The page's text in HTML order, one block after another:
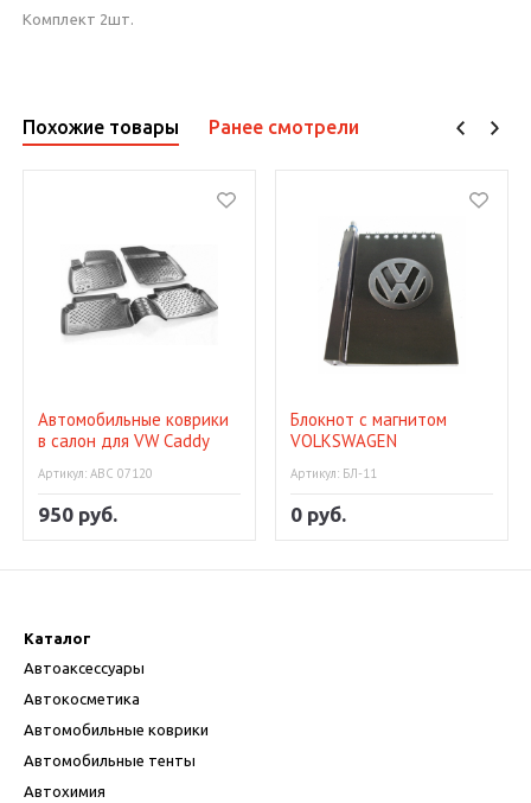
Комплект 2шт.
Похожие товары Ранее смотрели
Автомобильные коврики
в салон для VW Caddy
Артикул: АВС 07120
950 руб.
Блокнот с магнитом
VOLKSWAGEN
Артикул: БЛ-11
0 руб.
Каталог
Автоаксессуары
Автокосметика
Автомобильные коврики
Автомобильные тенты
Автохимия